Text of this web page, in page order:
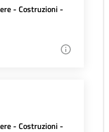
- Costruzioni -
- Costruzioni -